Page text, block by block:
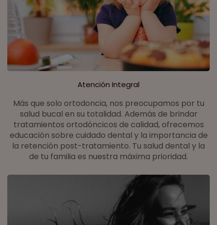
Atención Integral
Más que solo ortodoncia, nos preocupamos por tu
salud bucal en su totalidad. Además de brindar
tratamientos ortodóncicos de calidad, ofrecemos
educación sobre cuidado dental y la importancia de
la retención post-tratamiento. Tu salud dental y la
de tu familia es nuestra máxima prioridad.